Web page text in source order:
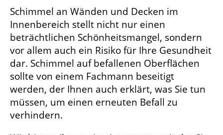
Schimmel an Wänden und Decken im
Innenbereich stellt nicht nur einen
beträchtlichen Schönheitsmangel, sondern
vor allem auch ein Risiko für Ihre Gesundheit
dar. Schimmel auf befallenen Oberflächen
sollte von einem Fachmann beseitigt
werden, der Ihnen auch erklärt, was Sie tun
müssen, um einen erneuten Befall zu
verhindern.